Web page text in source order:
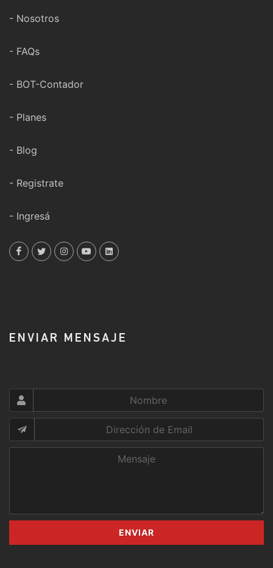
- Nosotros
- FAQs
- BOT-Contador
- Planes
- Blog
- Registrate
- Ingresá
ENVIAR MENSAJE
ENVIAR